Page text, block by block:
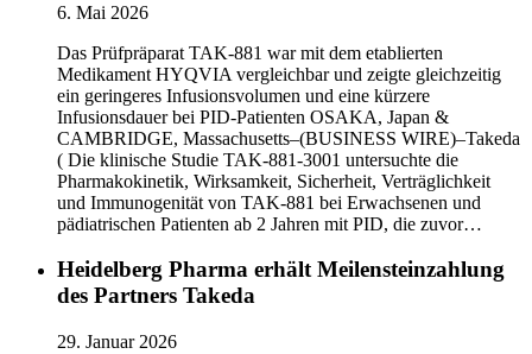
6. Mai 2026
Das Prüfpräparat TAK-881 war mit dem etablierten
Medikament HYQVIA vergleichbar und zeigte gleichzeitig
ein geringeres Infusionsvolumen und eine kürzere
Infusionsdauer bei PID-Patienten OSAKA, Japan &
CAMBRIDGE, Massachusetts–(BUSINESS WIRE)–Takeda
( Die klinische Studie TAK-881-3001 untersuchte die
Pharmakokinetik, Wirksamkeit, Sicherheit, Verträglichkeit
und Immunogenität von TAK-881 bei Erwachsenen und
pädiatrischen Patienten ab 2 Jahren mit PID, die zuvor…
Heidelberg Pharma erhält Meilensteinzahlung
des Partners Takeda
29. Januar 2026